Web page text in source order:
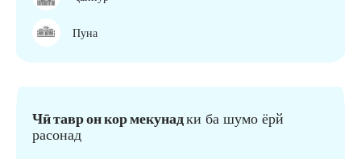
Пуна
Чӣ тавр он кор мекунадки ба шумо ёрй
расонад